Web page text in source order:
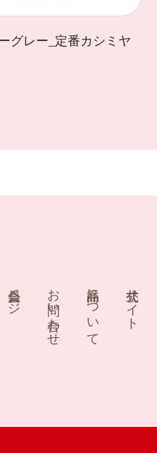
グレー_定番カシミヤ
会員ページ お問い合わせ 商品について 公式サイト